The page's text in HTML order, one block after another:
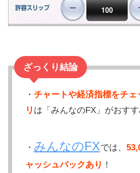
ざっくり結論
・ チャートや経済指標をチェ
リ は「みんなのFX」がおす
・ みんなのFXでは、
ャッシュバックあり ！